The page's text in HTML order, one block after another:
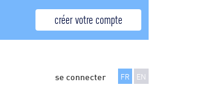
créer votre compte
se connecter FR EN